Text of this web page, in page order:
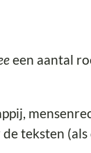
een aantal
teksten (als